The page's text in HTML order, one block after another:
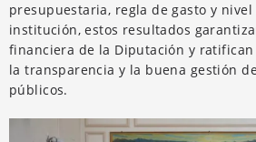
presupuestaria, regla de gasto y
institución, estos resultados
financiera de la Diputación y
la transparencia y la buena gestión
públicos.